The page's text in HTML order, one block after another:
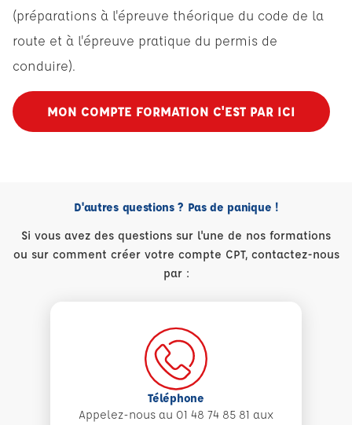
(préparations à l'épreuve théorique du code de la
route et à l'épreuve pratique du permis de
conduire).
MON COMPTE FORMATION C'EST PAR ICI
D'autres questions ? Pas de panique !
Si vous avez des questions sur l'une de nos formations
ou sur comment créer votre compte CPT, contactez-nous
par :
Téléphone
Appelez-nous au 01 48 74 85 81 aux